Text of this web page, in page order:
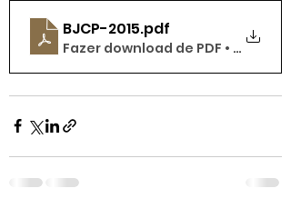
BJCP-2015.pdf
Fazer download de PDF • 1.98MB